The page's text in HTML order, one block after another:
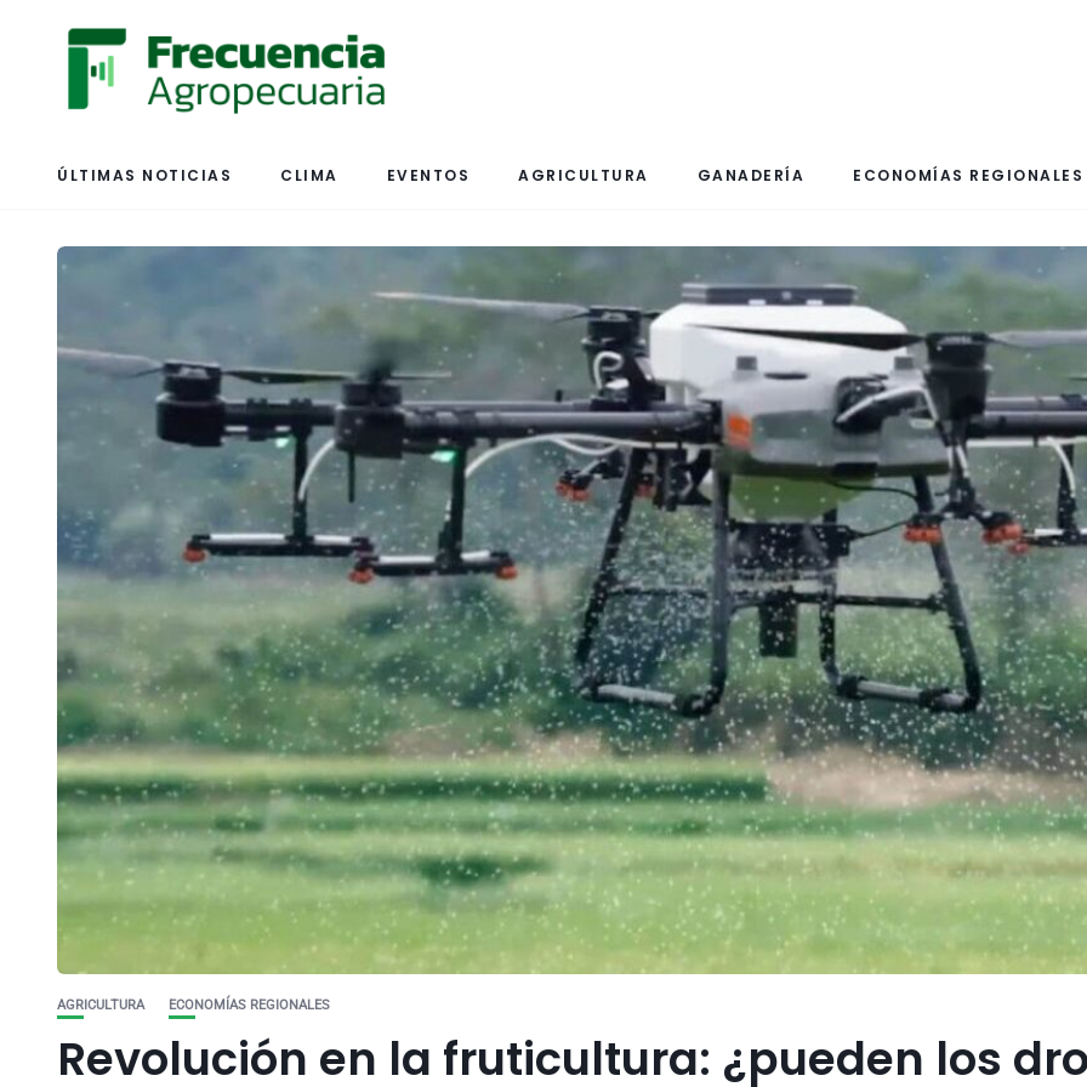
ÚLTIMAS NOTICIAS CLIMA EVENTOS AGRICULTURA GANADERÍA ECONOMÍAS REGIONALES
AGRICULTURA ECONOMÍAS REGIONALES
Revolución en la fruticultura: ¿pueden los